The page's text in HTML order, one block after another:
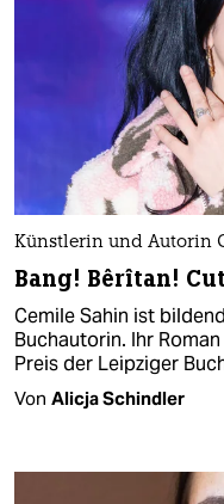
Künstlerin und Autorin
Bang! Bêrîtan!
Cemile Sahin ist
Buchautorin. Ihr
Preis der Leipziger
Von Alicja Schindler